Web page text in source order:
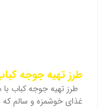
طرز تهیه جوجه
طرز تهیه جوجه
غذای خوشمزه و سالم که